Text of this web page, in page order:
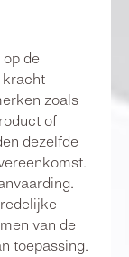
de
kracht
zoals
of
dezelfde
van de
toepassing.